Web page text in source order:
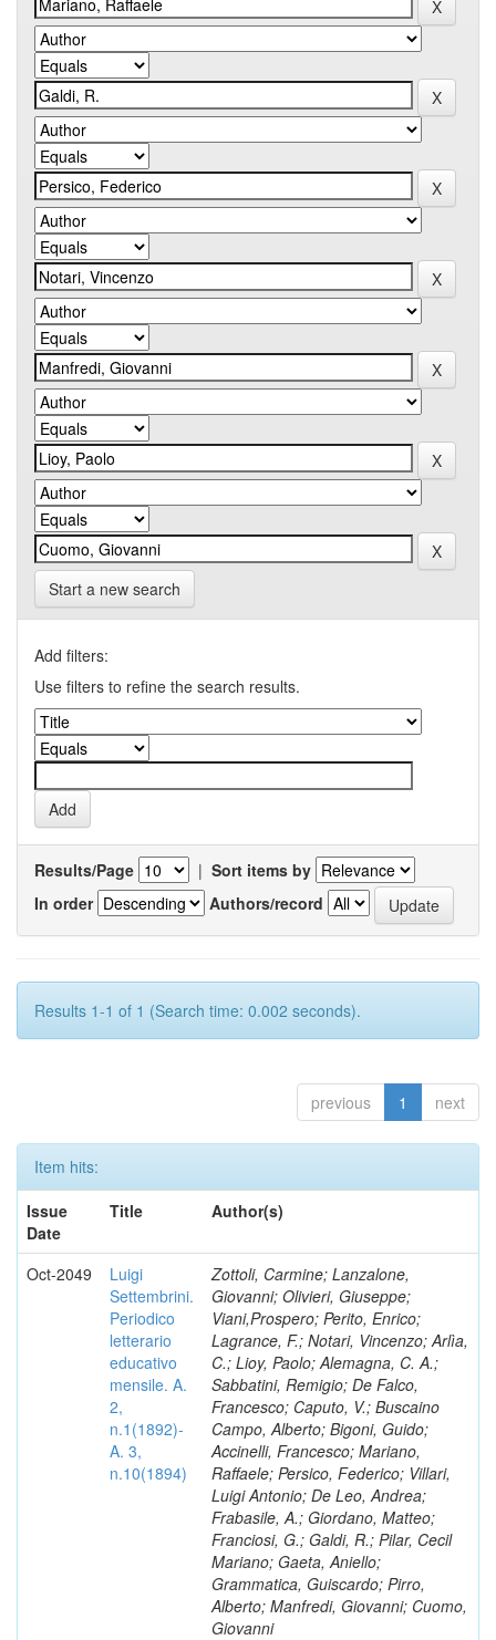
Start a new search
Add filters:
Use filters to refine the search results.
Results/Page | Sort items by
In order
Authors/record
Results 1-1 of 1 (Search time: 0.002 seconds).
previous 1 next
Item hits:
Issue
Date
Title Author(s)
Oct-2049
Luigi
Settembrini.
Periodico
letterario
educativo
mensile. A.
2,
n.1(1892)-
A. 3,
n.10(1894)
Zottoli, Carmine; Lanzalone,
Giovanni; Olivieri, Giuseppe;
Viani,Prospero; Perito, Enrico;
Lagrance, F.; Notari, Vincenzo; Arlìa,
C.; Lioy, Paolo; Alemagna, C. A.;
Sabbatini, Remigio; De Falco,
Francesco; Caputo, V.; Buscaino
Campo, Alberto; Bigoni, Guido;
Accinelli, Francesco; Mariano,
Raffaele; Persico, Federico; Villari,
Luigi Antonio; De Leo, Andrea;
Frabasile, A.; Giordano, Matteo;
Franciosi, G.; Galdi, R.; Pilar, Cecil
Mariano; Gaeta, Aniello;
Grammatica, Guiscardo; Pirro,
Alberto; Manfredi, Giovanni; Cuomo,
Giovanni